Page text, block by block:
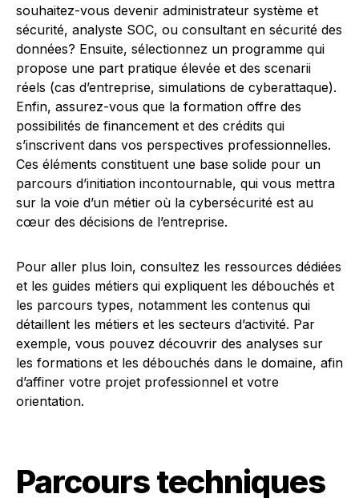
souhaitez-vous devenir administrateur système et
sécurité, analyste SOC, ou consultant en sécurité des
données? Ensuite, sélectionnez un programme qui
propose une part pratique élevée et des scenarii
réels (cas d’entreprise, simulations de cyberattaque).
Enfin, assurez-vous que la formation offre des
possibilités de financement et des crédits qui
s’inscrivent dans vos perspectives professionnelles.
Ces éléments constituent une base solide pour un
parcours d’initiation incontournable, qui vous mettra
sur la voie d’un métier où la cybersécurité est au
cœur des décisions de l’entreprise.
Pour aller plus loin, consultez les ressources dédiées
et les guides métiers qui expliquent les débouchés et
les parcours types, notamment les contenus qui
détaillent les métiers et les secteurs d’activité. Par
exemple, vous pouvez découvrir des analyses sur
les formations et les débouchés dans le domaine, afin
d’affiner votre projet professionnel et votre
orientation.
Parcours techniques